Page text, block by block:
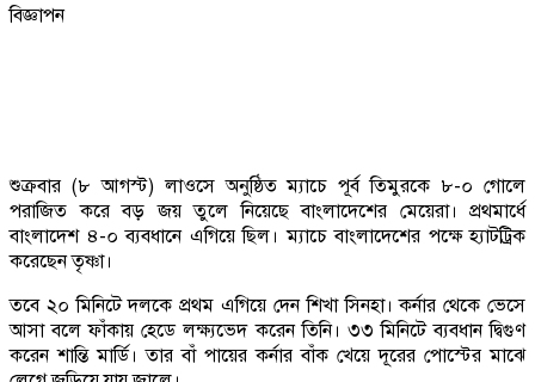
বিজ্ঞাপন
শুক্রবার (৮ আগস্ট) লাওসে অনুষ্ঠিত ম্যাচে পূর্ব তিমুরকে ৮-০ গোলে
পরাজিত করে বড় জয় তুলে নিয়েছে বাংলাদেশের মেয়েরা। প্রথমার্ধে
বাংলাদেশ ৪-০ ব্যবধানে এগিয়ে ছিল। ম্যাচে বাংলাদেশের পক্ষে হ্যাটট্রিক
করেছেন তৃষ্ণা।
তবে ২০ মিনিটে দলকে প্রথম এগিয়ে দেন শিখা সিনহা। কর্নার থেকে ভেসে
আসা বলে ফাঁকায় হেডে লক্ষ্যভেদ করেন তিনি। ৩৩ মিনিটে ব্যবধান দ্বিগুণ
করেন শান্তি মার্ডি। তার বাঁ পায়ের কর্নার বাঁক খেয়ে দূরের পোস্টের মাঝে